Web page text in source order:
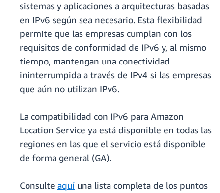
sistemas y aplicaciones a arquitecturas basadas
en IPv6 según sea necesario. Esta flexibilidad
permite que las empresas cumplan con los
requisitos de conformidad de IPv6 y, al mismo
tiempo, mantengan una conectividad
ininterrumpida a través de IPv4 si las empresas
que aún no utilizan IPv6.
La compatibilidad con IPv6 para Amazon
Location Service ya está disponible en todas las
regiones en las que el servicio está disponible
de forma general (GA).
Consulte aquí una lista completa de los puntos